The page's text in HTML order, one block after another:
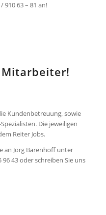
910 63 – 81 an!
Kundenbetreuung, sowie
Die jeweiligen
Reiter Jobs.
an Jörg Barenhoff unter
96 43 oder schreiben Sie uns